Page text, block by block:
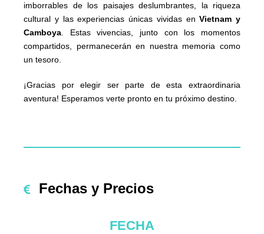
imborrables de los paisajes deslumbrantes, la riqueza
cultural y las experiencias únicas vividas enVietnam y
Camboya. Estas vivencias, junto con los momentos
compartidos, permanecerán en nuestra memoria como
un tesoro.
¡Gracias por elegir ser parte de esta extraordinaria
aventura! Esperamos verte pronto en tu próximo destino.
Fechas y Precios
FECHA